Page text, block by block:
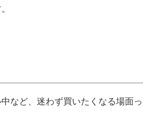
など、迷わず買いたくなる場面っ